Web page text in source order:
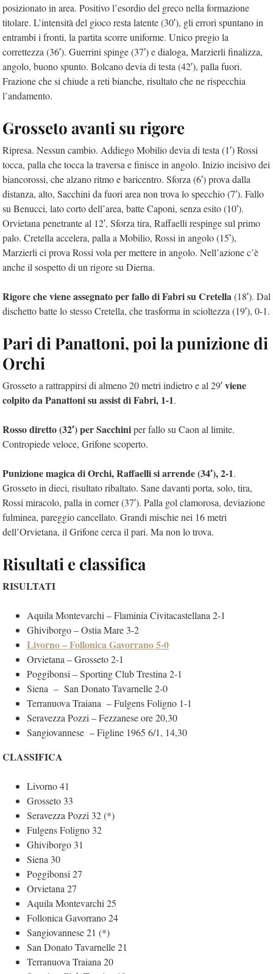
posizionato in area. Positivo l’esordio del greco nella formazione
titolare. L’intensità del gioco resta latente (30′), gli errori spuntano in
entrambi i fronti, la partita scorre uniforme. Unico pregio la
correttezza (36′). Guerrini spinge (37′) e dialoga, Marzierli finalizza,
angolo, buono spunto. Bolcano devia di testa (42′), palla fuori.
Frazione che si chiude a reti bianche, risultato che ne rispecchia
l’andamento.
Grosseto avanti su rigore
Ripresa. Nessun cambio. Addiego Mobilio devia di testa (1′) Rossi
tocca, palla che tocca la traversa e finisce in angolo. Inizio incisivo dei
biancorossi, che alzano ritmo e baricentro. Sforza (6′) prova dalla
distanza, alto, Sacchini da fuori area non trova lo specchio (7′). Fallo
su Benucci, lato corto dell’area, batte Caponi, senza esito (10′).
Orvietana penetrante al 12′, Sforza tira, Raffaelli respinge sul primo
palo. Cretella accelera, palla a Mobilio, Rossi in angolo (15′),
Marzierli ci prova Rossi vola per mettere in angolo. Nell’azione c’è
anche il sospetto di un rigore su Dierna.
Rigore che viene assegnato per fallo di Fabri su Cretella(18′). Dal
dischetto batte lo stesso Cretella, che trasforma in scioltezza (19′), 0-1.
Pari di Panattoni, poi la punizione di
Orchi
Grosseto a rattrappirsi di almeno 20 metri indietro e al 29′viene
colpito da Panattoni su assist di Fabri, 1-1.
Rosso diretto (32′) per Sacchiniper fallo su Caon al limite.
Contropiede veloce, Grifone scoperto.
Punizione magica di Orchi, Raffaelli si arrende (34′), 2-1.
Grosseto in dieci, risultato ribaltato. Sane davanti porta, solo, tira,
Rossi miracolo, palla in corner (37′). Palla gol clamorosa, deviazione
fulminea, pareggio cancellato. Grandi mischie nei 16 metri
dell’Orvietana, il Grifone cerca il pari. Ma non lo trova.
Risultati e classifica
RISULTATI
Aquila Montevarchi – Flaminia Civitacastellana 2-1
Ghiviborgo – Ostia Mare 3-2
Livorno – Follonica Gavorrano 5-0
Orvietana – Grosseto 2-1
Poggibonsi – Sporting Club Trestina 2-1
Siena – San Donato Tavarnelle 2-0
Terranuova Traiana – Fulgens Foligno 1-1
Seravezza Pozzi – Fezzanese ore 20,30
Sangiovannese – Figline 1965 6/1, 14,30
CLASSIFICA
Livorno 41
Grosseto 33
Seravezza Pozzi 32 (*)
Fulgens Foligno 32
Ghiviborgo 31
Siena 30
Poggibonsi 27
Orvietana 27
Aquila Montevarchi 25
Follonica Gavorrano 24
Sangiovannese 21 (*)
San Donato Tavarnelle 21
Terranuova Traiana 20